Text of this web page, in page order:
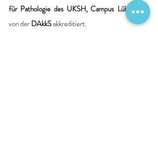
für Pathologie des UKSH, Campus Lübeck, ist
von der DAkkS akkreditiert.